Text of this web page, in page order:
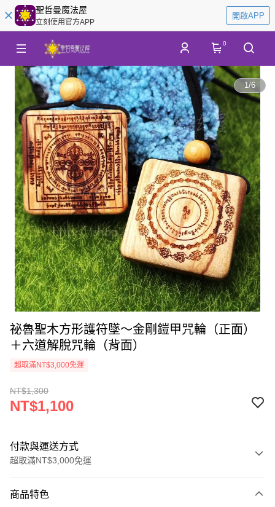
聖哲曼魔法屋
立刻使用官方APP
開啟APP
0
1/6
祕魯聖木方形護符墜～金剛鎧甲咒輪（正面）
＋六道解脫咒輪（背面）
超取滿NT$3,000免運
NT$1,300
NT$1,100
付款與運送方式
超取滿NT$3,000免運
信用卡一次付款
商品特色